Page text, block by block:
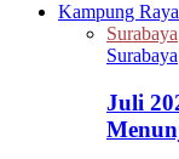
Kampung Raya
Surabaya
Surabaya
Juli